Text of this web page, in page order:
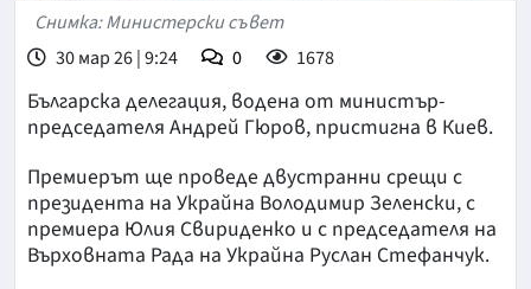
Снимка: Министерски съвет
30 мар 26 | 9:24
0 1678
Българска делегация, водена от министър-
председателя Андрей Гюров, пристигна в Киев.
Премиерът ще проведе двустранни срещи с
президента на Украйна Володимир Зеленски, с
премиера Юлия Свириденко и с председателя на
Върховната Рада на Украйна Руслан Стефанчук.